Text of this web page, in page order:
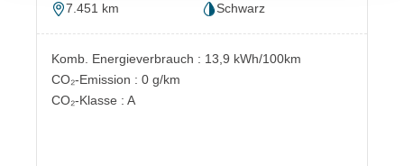
7.451 km
Schwarz
Komb. Energieverbrauch : 13,9 kWh/100km
CO₂-Emission : 0 g/km
CO₂-Klasse : A